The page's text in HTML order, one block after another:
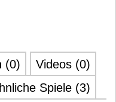
(0)
Videos (0)
Spiele (3)